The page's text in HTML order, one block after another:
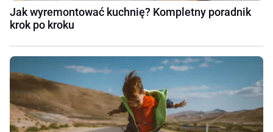
Jak wyremontować kuchnię? Kompletny poradnik
krok po kroku